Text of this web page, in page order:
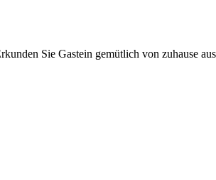
Sie Gastein gemütlich von zuhause